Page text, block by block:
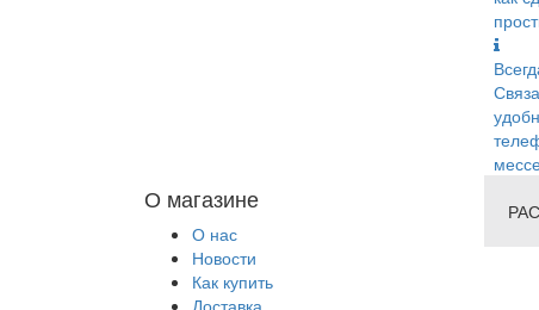
О магазине
О нас
Новости
Как купить
Доставка